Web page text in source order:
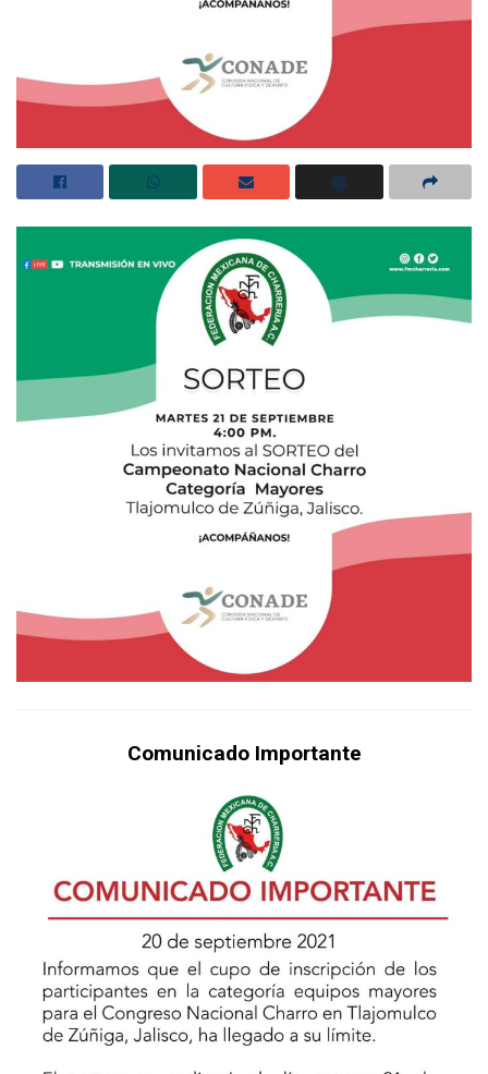
Comunicado Importante